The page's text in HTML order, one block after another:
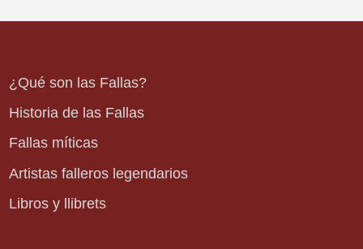
¿Qué son las Fallas?
Historia de las Fallas
Fallas míticas
Artistas falleros legendarios
Libros y llibrets